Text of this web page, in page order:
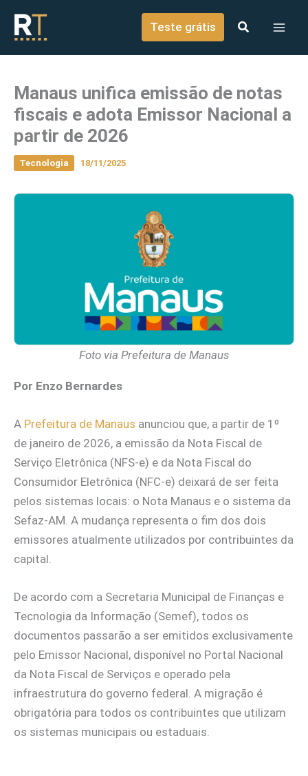
conteúdo
Teste grátis
Manaus unifica emissão de notas
fiscais e adota Emissor Nacional a
partir de 2026
Tecnologia 18/11/2025
Foto via Prefeitura de Manaus
Por Enzo Bernardes
A Prefeitura de Manaus anunciou que, a partir de 1º
de janeiro de 2026, a emissão da Nota Fiscal de
Serviço Eletrônica (NFS-e) e da Nota Fiscal do
Consumidor Eletrônica (NFC-e) deixará de ser feita
pelos sistemas locais: o Nota Manaus e o sistema da
Sefaz-AM. A mudança representa o fim dos dois
emissores atualmente utilizados por contribuintes da
capital.
De acordo com a Secretaria Municipal de Finanças e
Tecnologia da Informação (Semef), todos os
documentos passarão a ser emitidos exclusivamente
pelo Emissor Nacional, disponível no Portal Nacional
da Nota Fiscal de Serviços e operado pela
infraestrutura do governo federal. A migração é
obrigatória para todos os contribuintes que utilizam
os sistemas municipais ou estaduais.